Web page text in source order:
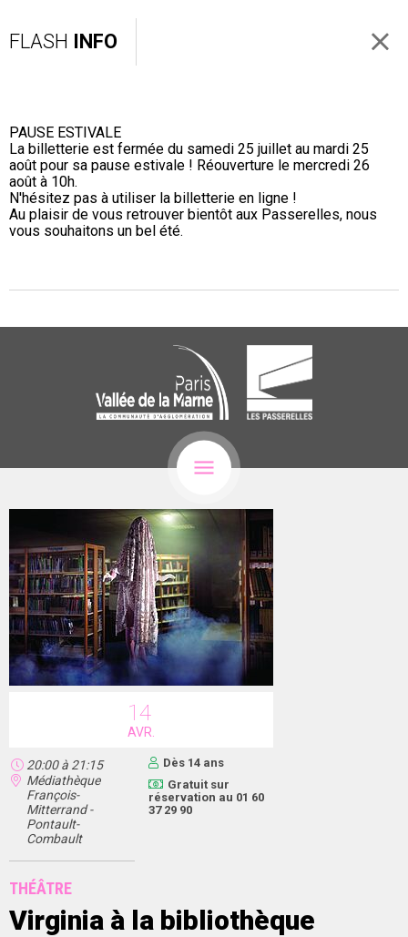
FLASH INFO
PAUSE ESTIVALE
La billetterie est fermée du samedi 25 juillet au mardi 25
août pour sa pause estivale ! Réouverture le mercredi 26
août à 10h.
N'hésitez pas à utiliser la billetterie en ligne !
Au plaisir de vous retrouver bientôt aux Passerelles, nous
vous souhaitons un bel été.
14
AVR.
20:00à 21:15
Médiathèque
François-
Mitterrand -
Pontault-
Combault
Dès 14 ans
Gratuit sur
réservation au 01 60
37 29 90
THÉÂTRE
Virginia à la bibliothèque